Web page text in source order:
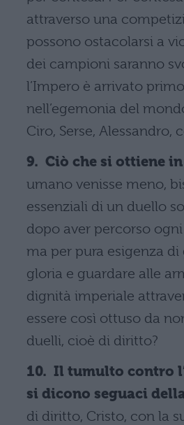
attraverso una
possono ostacolarsi a
dei campioni saranno
l’Impero è arrivato
nell’egemonia del
Ciro, Serse, Alessandro,
9. Ciò che si ottiene
umano venisse meno,
essenziali di un duello
dopo aver percorso
ma per pura esigenza di
gloria e guardare alle
dignità imperiale
essere così ottuso da
duelli, cioè di diritto?
10. Il tumulto contro
si dicono seguaci
di diritto, Cristo, con la